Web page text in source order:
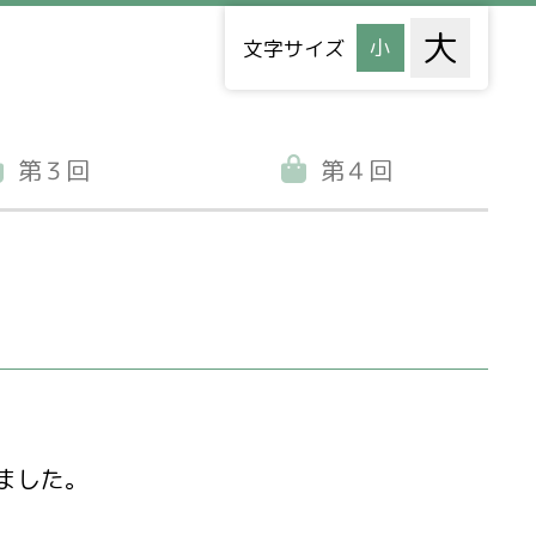
文字サイズ
第３回 第４回
た。